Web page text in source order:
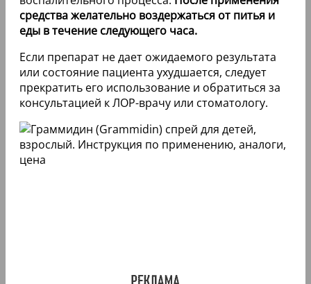
средства желательно воздержаться от питья и
еды в течение следующего часа.
Если препарат не дает ожидаемого результата
или состояние пациента ухудшается, следует
прекратить его использование и обратиться за
консультацией к ЛОР-врачу или стоматологу.